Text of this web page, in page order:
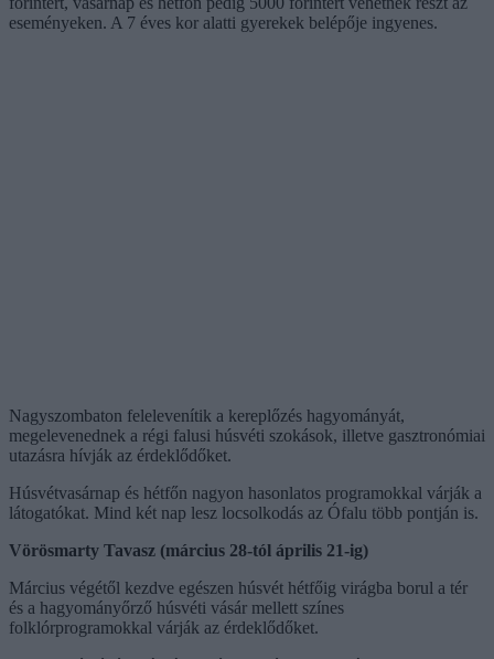
eseményeken. A 7 éves kor alatti gyerekek belépője ingyenes.
Nagyszombaton felelevenítik a kereplőzés hagyományát,
megelevenednek a régi falusi húsvéti szokások, illetve gasztronómiai
utazásra hívják az érdeklődőket.
Húsvétvasárnap és hétfőn nagyon hasonlatos programokkal várják a
látogatókat. Mind két nap lesz locsolkodás az Ófalu több pontján is.
Vörösmarty Tavasz (március 28-tól április 21-ig)
Március végétől kezdve egészen húsvét hétfőig virágba borul a tér
és a hagyományőrző húsvéti vásár mellett színes
folklórprogramokkal várják az érdeklődőket.